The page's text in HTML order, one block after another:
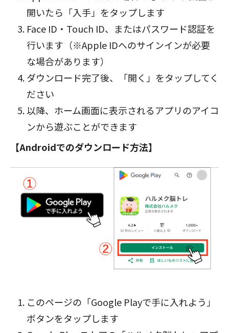
開いたら「入手」をタップします
Face ID・Touch ID、またはパスワード認証を
行います（※Apple IDへのサインインが必要
な場合があります）
ダウンロード完了後、「開く」をタップしてく
ださい
以降、ホーム画面に表示されるアプリのアイコ
ンから遊ぶことができます
【Androidでのダウンロード方法】
このページの「Google Playで手に入れよう」
ボタンをタップします